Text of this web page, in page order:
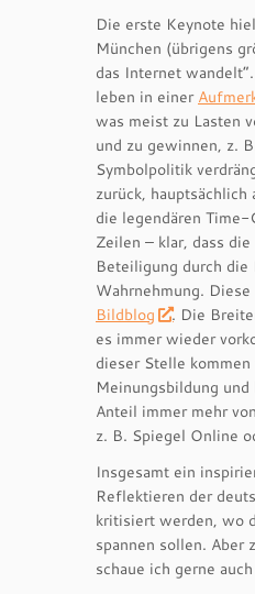
Die erste Keynote
München (übrigens
das Internet
leben in einer
was meist zu Lasten
und zu gewinnen, z.
Symbolpolitik
zurück,
die legendären Time-
Zeilen – klar, dass
Beteiligung durch
Wahrnehmung.
Bildblog
. Die
es immer wieder
dieser Stelle
Meinungsbildung
Anteil immer mehr
z. B. Spiegel Online
Insgesamt ein
Reflektieren der
kritisiert werden, wo
spannen sollen. Aber
schaue ich gerne